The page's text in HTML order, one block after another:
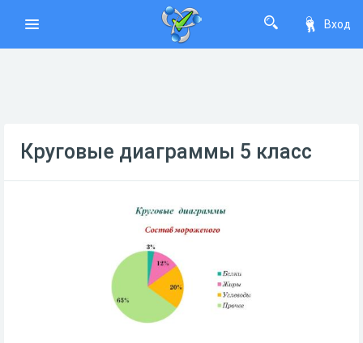
Вход
Круговые диаграммы 5 класс